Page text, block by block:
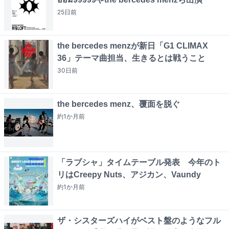
25日前
the bercedes menzが新日「G1 CLIMAX
36」テーマ曲担当、生きるとは戦うこと
30日前
the bercedes menz、覆面を脱ぐ
約1か月前
「ラブシャ」タイムテーブル発表 今年のト
リはCreepy Nuts、アジカン、Vaundy
約1か月前
ザ・シスターズハイがベスト盤のようなフル